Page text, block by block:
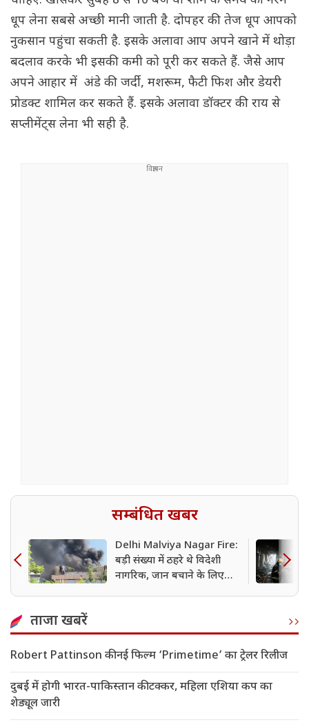
धूप लेना सबसे अच्छी मानी जाती है. दोपहर की तेज धूप आपको
नुकसान पहुंचा सकती है. इसके अलावा आप अपने खाने में थोड़ा
बदलाव करके भी इसकी कमी को पूरी कर सकते हैं. जैसे आप
अपने आहार में अंडे की जर्दी, मशरूम, फैटी फिश और डेयरी
प्रोडक्ट शामिल कर सकते हैं. इसके अलावा डॉक्टर की राय से
सप्लीमेंट्स लेना भी सही है.
सम्बंधित खबर
Delhi Malviya Nagar Fire:
बड़ी संख्या में ठहरे थे विदेशी
नागरिक, जान बचाने के लिए
ताजा खबरें
Robert Pattinson की नई फिल्म ‘Primetime’ का ट्रेलर रिलीज
दुबई में होगी भारत-पाकिस्तान की टक्कर, महिला एशिया कप का
शेड्यूल जारी